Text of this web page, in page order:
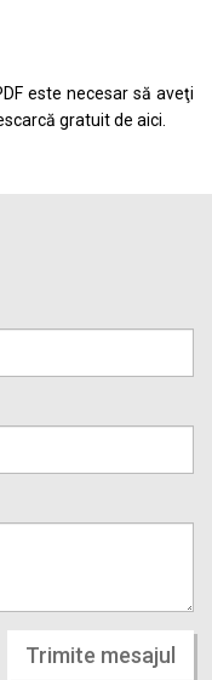
este necesar să aveţi
gratuit de aici.
Trimite mesajul